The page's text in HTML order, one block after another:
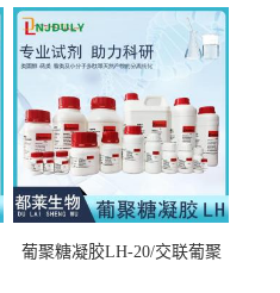
葡聚糖凝胶LH-20/交联葡聚